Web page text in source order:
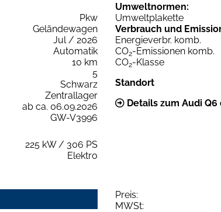
Pkw
Geländewagen
Jul / 2026
Automatik
10 km
5
Schwarz
Zentrallager
ab ca. 06.09.2026
GW-V3996
225 kW / 306 PS
Elektro
Umweltnormen:
Umweltplakette
Verbrauch und
Energieverbr. komb.
CO2-Emissionen komb.
CO2-Klasse
Standort
Details zum Audi
Preis:
MWSt: